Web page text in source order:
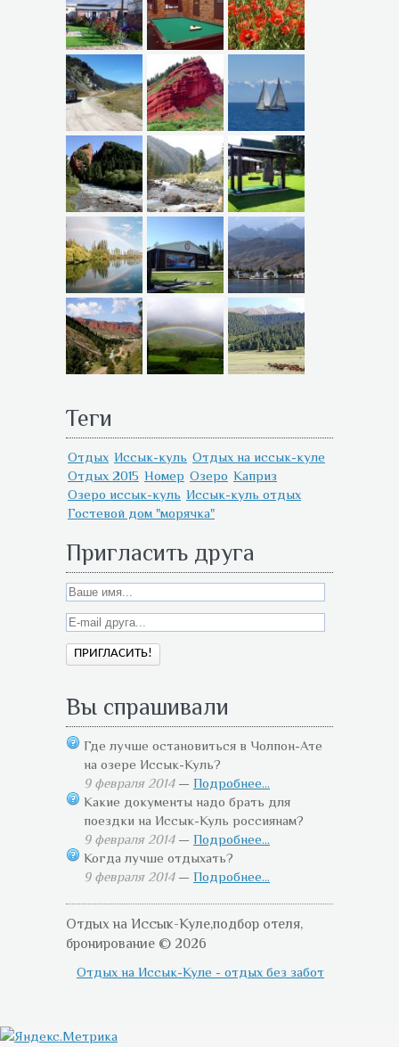
Теги
Отдых Иссык-куль Отдых на иссык-куле
Отдых 2015 Номер Озеро Каприз
Озеро иссык-куль Иссык-куль отдых
Гостевой дом "морячка"
Пригласить друга
Вы спрашивали
Где лучше остановиться в Чолпон-Ате
на озере Иссык-Куль?
9 февраля 2014— Подробнее...
Какие документы надо брать для
поездки на Иссык-Куль россиянам?
9 февраля 2014— Подробнее...
Когда лучше отдыхать?
9 февраля 2014— Подробнее...
Отдых на Иссык-Куле,подбор отеля,
бронирование © 2026
Отдых на Иссык-Куле - отдых без забот